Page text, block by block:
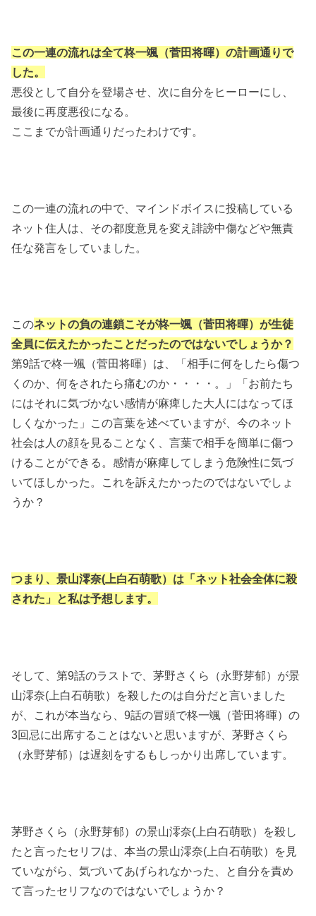
この一連の流れは全て柊一颯（菅田将暉）の計画通りで
した。
悪役として自分を登場させ、次に自分をヒーローにし、
最後に再度悪役になる。
ここまでが計画通りだったわけです。
この一連の流れの中で、マインドボイスに投稿している
ネット住人は、その都度意見を変え誹謗中傷などや無責
任な発言をしていました。
このネットの負の連鎖こそが柊一颯（菅田将暉）が生徒
全員に伝えたかったことだったのではないでしょうか？
第9話で柊一颯（菅田将暉）は、「相手に何をしたら傷つ
くのか、何をされたら痛むのか・・・・。」「お前たち
にはそれに気づかない感情が麻痺した大人にはなってほ
しくなかった」この言葉を述べていますが、今のネット
社会は人の顔を見ることなく、言葉で相手を簡単に傷つ
けることができる。感情が麻痺してしまう危険性に気づ
いてほしかった。これを訴えたかったのではないでしょ
うか？
つまり、景山澪奈(上白石萌歌）は「ネット社会全体に殺
された」と私は予想します。
そして、第9話のラストで、茅野さくら（永野芽郁）が景
山澪奈(上白石萌歌）を殺したのは自分だと言いました
が、これが本当なら、9話の冒頭で柊一颯（菅田将暉）の
3回忌に出席することはないと思いますが、茅野さくら
（永野芽郁）は遅刻をするもしっかり出席しています。
茅野さくら（永野芽郁）の景山澪奈(上白石萌歌）を殺し
たと言ったセリフは、本当の景山澪奈(上白石萌歌）を見
ていながら、気づいてあげられなかった、と自分を責め
て言ったセリフなのではないでしょうか？